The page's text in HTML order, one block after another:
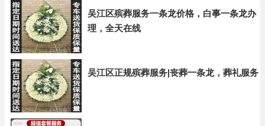
吴江区殡葬服务一条龙价格，白事一条龙办
理，全天在线
吴江区正规殡葬服务|丧葬一条龙，葬礼服务